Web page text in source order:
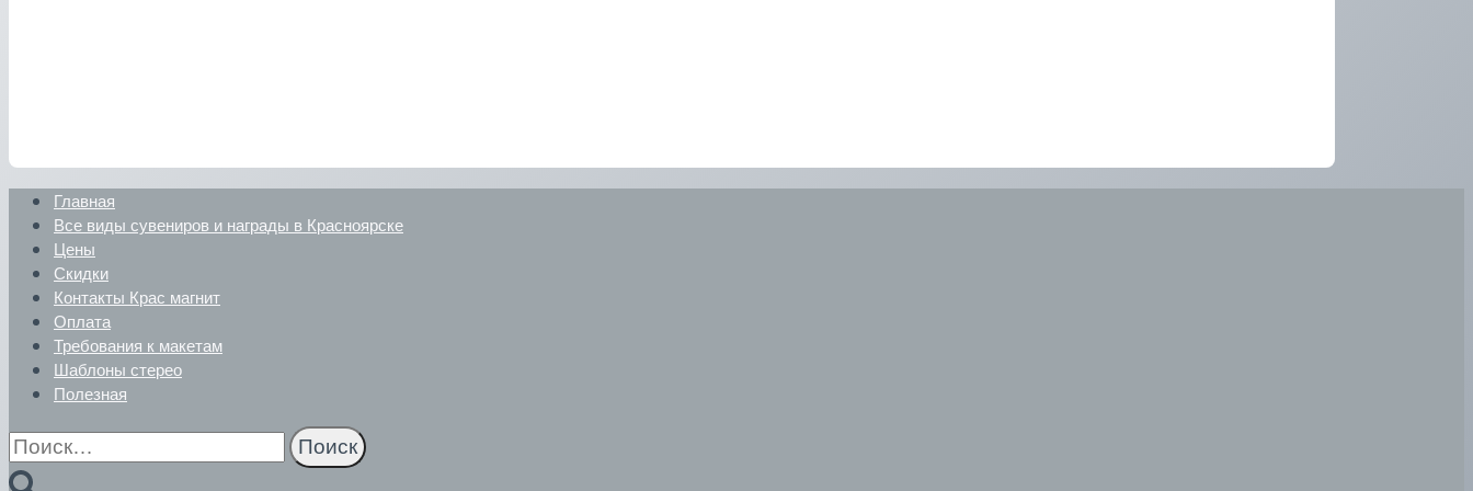
Главная
Все виды сувениров и награды в Красноярске
Цены
Скидки
Контакты Крас магнит
Оплата
Требования к макетам
Шаблоны стерео
Полезная
Найти: